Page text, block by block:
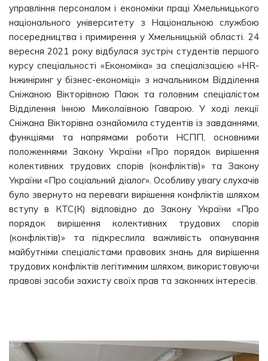
управління персоналом і економіки праці Хмельницького
національного університету з Національною службою
посередництва і примирення у Хмельницькій області. 24
вересня 2021 року відбулася зустріч студентів першого
курсу спеціальності «Економіка» за спеціалізацією «HR-
Інжиніринг у бізнес-економіці» з начальником Відділення
Сніжаною Вікторівною Паюк та головним спеціалістом
Відділення Інною Миколаївною Гаварою. У ході лекції
Сніжана Вікторівна ознайомила студентів із завданнями,
функціями та напрямами роботи НСПП, основними
положеннями Закону України «Про порядок вирішення
колективних трудових спорів (конфліктів)» та Закону
України «Про соціальний діалог». Особливу увагу слухачів
було звернуто на переваги вирішення конфліктів шляхом
вступу в КТС(К) відповідно до Закону України «Про
порядок вирішення колективних трудових спорів
(конфліктів)» та підкреслила важливість опанування
майбутніми спеціалістами правових знань для вирішення
трудових конфліктів легітимним шляхом, використовуючи
правові засоби захисту своїх прав та законних інтересів.